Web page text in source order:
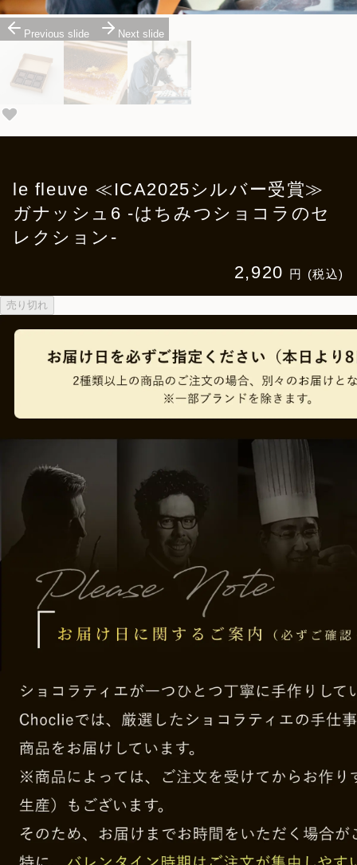
Previous slide Next slide
le fleuve ≪ICA2025シルバー受賞≫
ガナッシュ6 -はちみつショコラのセ
レクション-
2,920 円 (税込)
売り切れ